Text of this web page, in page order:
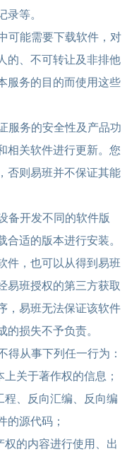
录等。
可能需要下载软件，对
的、不可转让及非排他
服务的目的而使用这些
服务的安全性及产品功
相关软件进行更新。您
否则易班并不保证其能
备开发不同的软件版
适的版本进行安装。
件，也可以从得到易班
易班授权的第三方获取
，易班无法保证该软件
的损失不予负责。
得从事下列任一行为：
关于著作权的信息；
程、反向汇编、反向编
的源代码；
权的内容进行使用、出